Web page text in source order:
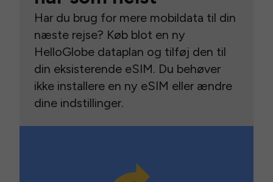
Har du brug for mere mobildata til din
næste rejse? Køb blot en ny
HelloGlobe dataplan og tilføj den til
din eksisterende eSIM. Du behøver
ikke installere en ny eSIM eller ændre
dine indstillinger.